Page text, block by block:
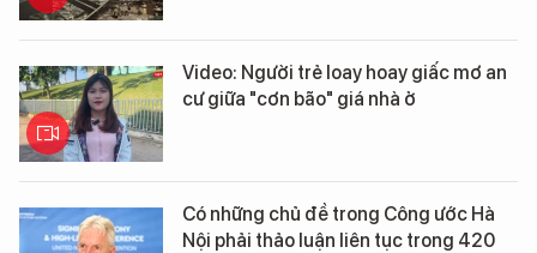
Video: Người trẻ loay hoay giấc mơ an
cư giữa "cơn bão" giá nhà ở
Có những chủ đề trong Công ước Hà
Nội phải thảo luận liên tục trong 420